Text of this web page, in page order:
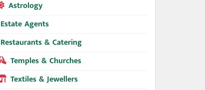
Astrology
Estate Agents
Restaurants & Catering
Temples & Churches
Textiles & Jewellers